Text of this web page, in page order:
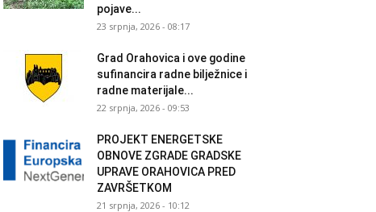
pojave...
23 srpnja, 2026 - 08:17
Grad Orahovica i ove godine
sufinancira radne bilježnice i
radne materijale...
22 srpnja, 2026 - 09:53
PROJEKT ENERGETSKE
OBNOVE ZGRADE GRADSKE
UPRAVE ORAHOVICA PRED
ZAVRŠETKOM
21 srpnja, 2026 - 10:12